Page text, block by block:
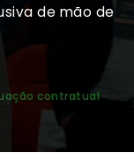
de mão de
contratual